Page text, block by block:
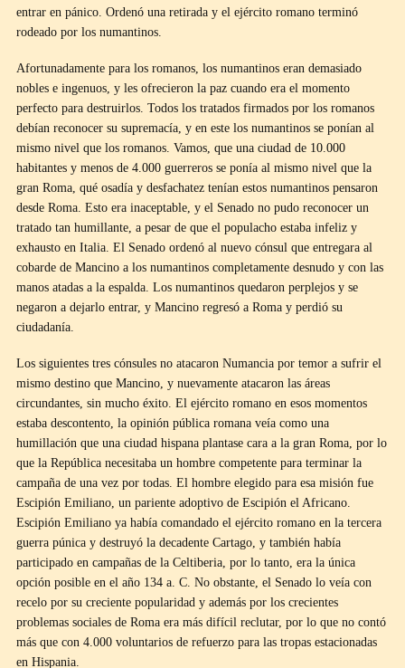
entrar en pánico. Ordenó una retirada y el ejército romano terminó
rodeado por los numantinos.
Afortunadamente para los romanos, los numantinos eran demasiado
nobles e ingenuos, y les ofrecieron la paz cuando era el momento
perfecto para destruirlos. Todos los tratados firmados por los romanos
debían reconocer su supremacía, y en este los numantinos se ponían al
mismo nivel que los romanos. Vamos, que una ciudad de 10.000
habitantes y menos de 4.000 guerreros se ponía al mismo nivel que la
gran Roma, qué osadía y desfachatez tenían estos numantinos pensaron
desde Roma. Esto era inaceptable, y el Senado no pudo reconocer un
tratado tan humillante, a pesar de que el populacho estaba infeliz y
exhausto en Italia. El Senado ordenó al nuevo cónsul que entregara al
cobarde de Mancino a los numantinos completamente desnudo y con las
manos atadas a la espalda. Los numantinos quedaron perplejos y se
negaron a dejarlo entrar, y Mancino regresó a Roma y perdió su
ciudadanía.
Los siguientes tres cónsules no atacaron Numancia por temor a sufrir el
mismo destino que Mancino, y nuevamente atacaron las áreas
circundantes, sin mucho éxito. El ejército romano en esos momentos
estaba descontento, la opinión pública romana veía como una
humillación que una ciudad hispana plantase cara a la gran Roma, por lo
que la República necesitaba un hombre competente para terminar la
campaña de una vez por todas. El hombre elegido para esa misión fue
Escipión Emiliano, un pariente adoptivo de Escipión el Africano.
Escipión Emiliano ya había comandado el ejército romano en la tercera
guerra púnica y destruyó la decadente Cartago, y también había
participado en campañas de la Celtiberia, por lo tanto, era la única
opción posible en el año 134 a. C. No obstante, el Senado lo veía con
recelo por su creciente popularidad y además por los crecientes
problemas sociales de Roma era más difícil reclutar, por lo que no contó
más que con 4.000 voluntarios de refuerzo para las tropas estacionadas
en Hispania.